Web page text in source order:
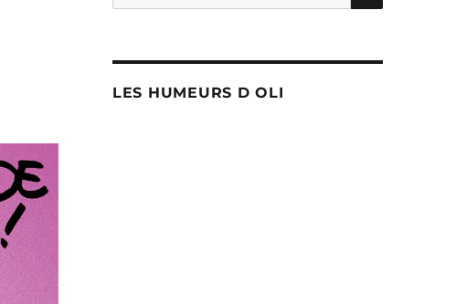
pour :
LES HUMEURS D OLI